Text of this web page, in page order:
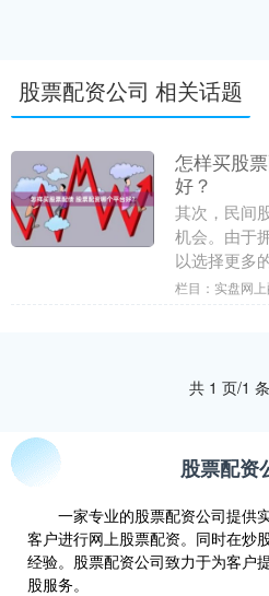
股票配资公司 相关话题
怎样买股
好？
其次，民间
机会。由于
以选择更多
投资者可以
栏目：实盘网
共 1 页/1
股票配资
一家专业的股票配资公司提供
客户进行网上股票配资。同时在炒
经验。股票配资公司致力于为客户
股服务。